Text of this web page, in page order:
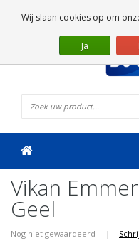
Vikan
Geel
Nog niet gewaardeerd |
Wij slaan cookies op om
Ja